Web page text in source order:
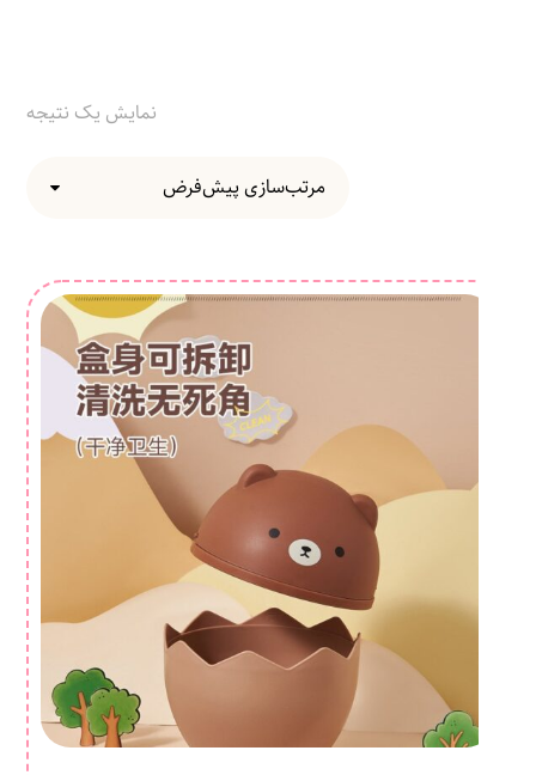
نمایش یک نتیجه